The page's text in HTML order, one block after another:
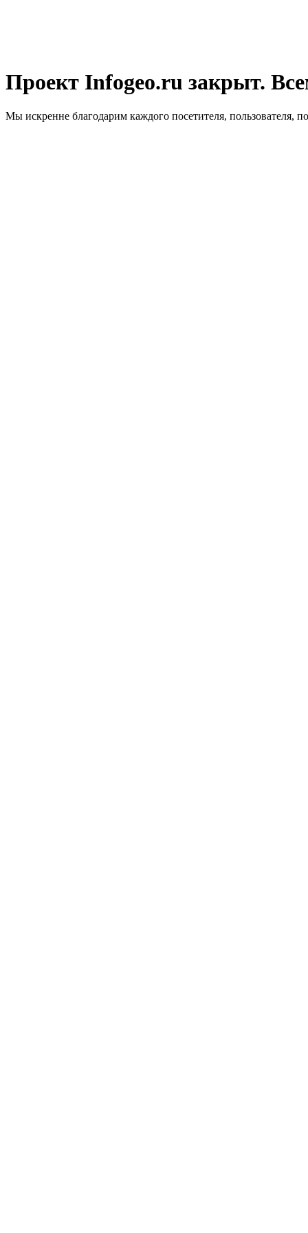
Проект Infogeo.ru закрыт.
Мы искренне благодарим каждого посетителя, пользователя,